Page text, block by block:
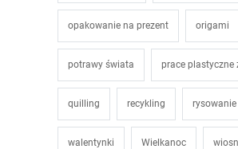
opakowanie na prezent origami
potrawy świata prace plastyczne
quilling recykling
walentynki Wielkanoc